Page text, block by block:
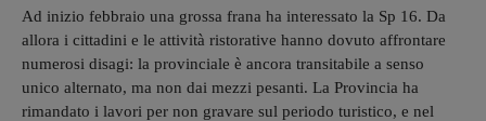
Ad inizio febbraio una grossa frana ha interessato la Sp 16. Da
allora i cittadini e le attività ristorative hanno dovuto affrontare
numerosi disagi: la provinciale è ancora transitabile a senso
unico alternato, ma non dai mezzi pesanti. La Provincia ha
rimandato i lavori per non gravare sul periodo turistico, e nel